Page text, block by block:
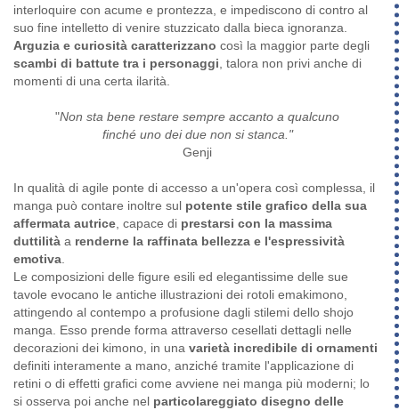
interloquire con acume e prontezza, e impediscono di contro al
suo fine intelletto di venire stuzzicato dalla bieca ignoranza.
Arguzia e curiosità caratterizzano così la maggior parte degli
scambi di battute tra i personaggi , talora non privi anche di
momenti di una certa ilarità.
"Non sta bene restare sempre accanto a qualcuno
finché uno dei due non si stanca."
Genji
In qualità di agile ponte di accesso a un'opera così complessa, il
manga può contare inoltre sul potente stile grafico della sua
affermata autrice , capace di prestarsi con la massima
duttilità a renderne la raffinata bellezza e l'espressività
emotiva
Le composizioni delle figure esili ed elegantissime delle sue
tavole evocano le antiche illustrazioni dei rotoli emakimono,
attingendo al contempo a profusione dagli stilemi dello shojo
manga. Esso prende forma attraverso cesellati dettagli nelle
decorazioni dei kimono, in una varietà incredibile di ornamenti
definiti interamente a mano, anziché tramite l'applicazione di
retini o di effetti grafici come avviene nei manga più moderni; lo
si osserva poi anche nel particolareggiato disegno delle